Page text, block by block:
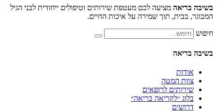
מציעה לכם מעטפת שירותים וטיפולים ייחודית לבני הגיל
תוך שמירה על איכות החיים.
המטה
לרופאים
״לקריאה בריאה״